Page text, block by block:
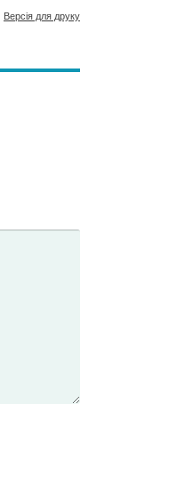
Версія для друку